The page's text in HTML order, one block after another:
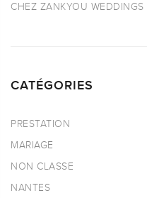
CHEZ ZANKYOU WEDDINGS
CATÉGORIES
PRESTATION
MARIAGE
NON CLASSE
NANTES